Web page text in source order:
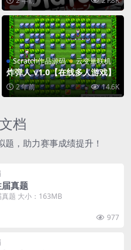
Scratch作品源码 云变量联机
炸弹人 v1.0【在线多人游戏】
2 年前 14.6K
档
，助力赛事成绩提升！
真题
题 大小：163MB
977